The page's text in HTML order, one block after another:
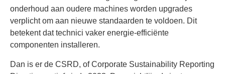
onderhoud aan oudere machines worden upgrades
verplicht om aan nieuwe standaarden te voldoen. Dit
betekent dat technici vaker energie-efficiënte
componenten installeren.
Dan is er de CSRD, of Corporate Sustainability Reporting